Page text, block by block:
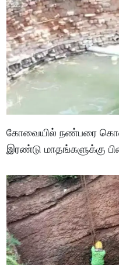
கோவையில் நண்பரை
இரண்டு மாதங்களுக்கு